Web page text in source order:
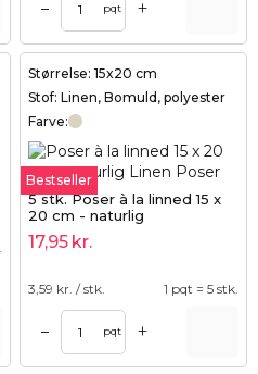
– pqt +
Størrelse: 15x20 cm
Stof: Linen, Bomuld, polyester
Farve:
Bestseller
5 stk. Poser à la linned 15 x
20 cm - naturlig
17,95 kr.
3,59 kr. / stk. 1 pqt = 5 stk.
– pqt +